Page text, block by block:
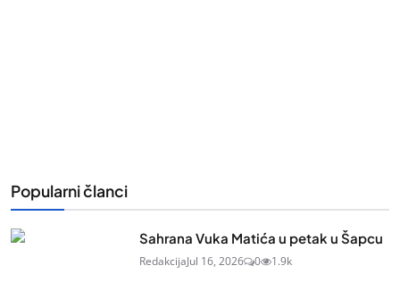
Popularni članci
Sahrana Vuka Matića u petak u Šapcu
RedakcijaJul 16, 2026 0 1.9k